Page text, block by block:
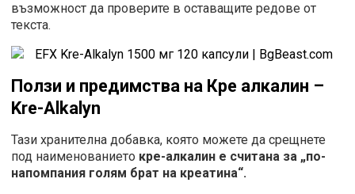
възможност да проверите в оставащите редове от
текста.
Ползи и предимства на Кре алкалин –
Kre-Alkalyn
Тази хранителна добавка, която можете да срещнете
под наименованието кре-алкалин е считана за „по-
напомпания голям брат на креатина“.